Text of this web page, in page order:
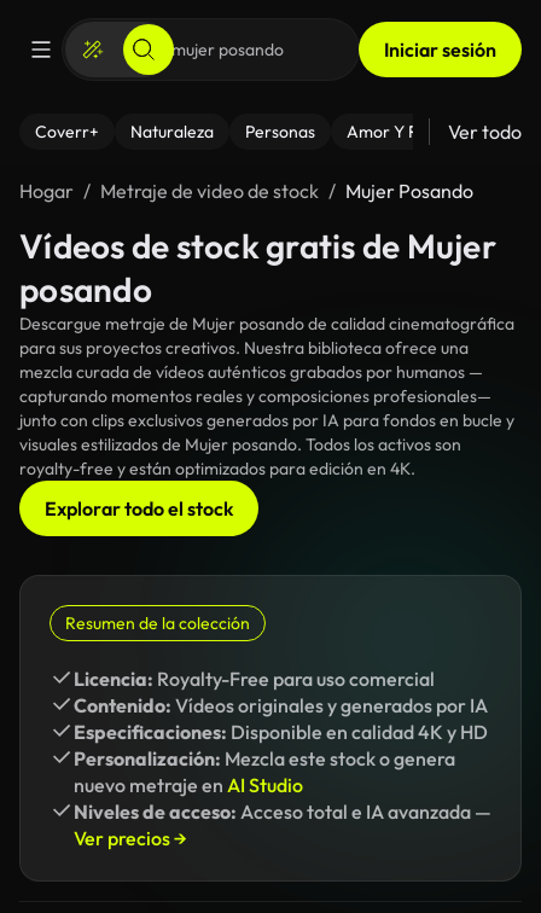
Iniciar sesión
Coverr+ Naturaleza Personas Amor Y Relaciones
Ver todo
Hogar Metraje de video de stock Mujer Posando
Vídeos de stock gratis de Mujer
posando
Descargue metraje de Mujer posando de calidad cinematográfica
para sus proyectos creativos. Nuestra biblioteca ofrece una
mezcla curada de vídeos auténticos grabados por humanos —
capturando momentos reales y composiciones profesionales—
junto con clips exclusivos generados por IA para fondos en bucle y
visuales estilizados de Mujer posando. Todos los activos son
royalty-free y están optimizados para edición en 4K.
Explorar todo el stock
Resumen de la colección
Licencia: Royalty-Free para uso comercial
Contenido: Vídeos originales y generados por IA
Especificaciones: Disponible en calidad 4K y HD
Personalización: Mezcla este stock o genera
nuevo metraje en AI Studio
Niveles de acceso: Acceso total e IA avanzada —
Ver precios →